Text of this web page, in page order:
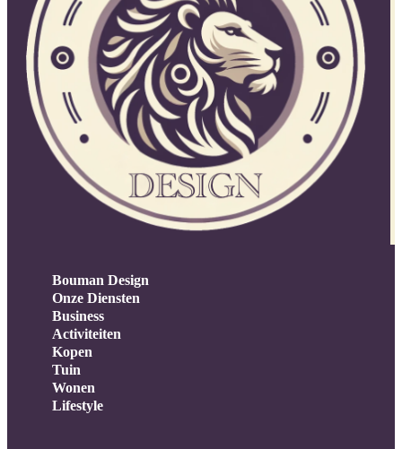
Bouman Design
Onze Diensten
Business
Activiteiten
Kopen
Tuin
Wonen
Lifestyle